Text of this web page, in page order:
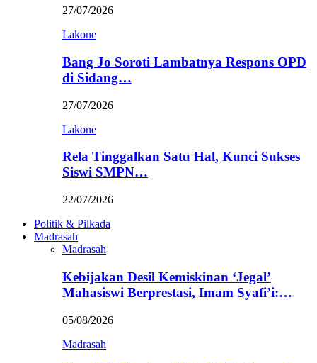
27/07/2026
Lakone
Bang Jo Soroti Lambatnya Respons OPD
di Sidang…
27/07/2026
Lakone
Rela Tinggalkan Satu Hal, Kunci Sukses
Siswi SMPN…
22/07/2026
Politik & Pilkada
Madrasah
Madrasah
Kebijakan Desil Kemiskinan ‘Jegal’
Mahasiswi Berprestasi, Imam Syafi’i:…
05/08/2026
Madrasah